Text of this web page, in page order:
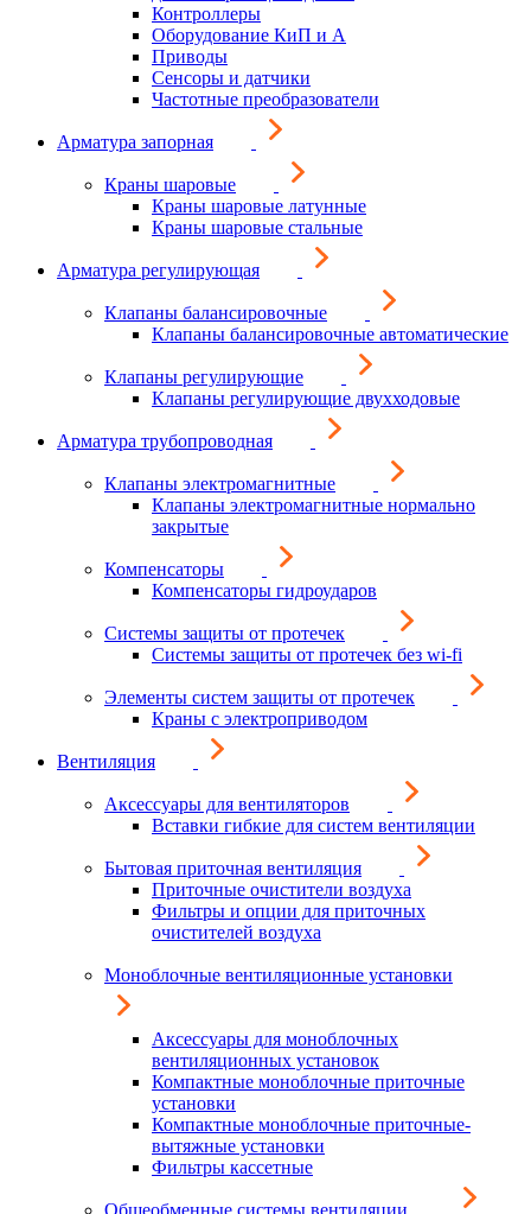
Контроллеры
Оборудование КиП и А
Приводы
Сенсоры и датчики
Частотные преобразователи
Арматура запорная
Краны шаровые
Краны шаровые латунные
Краны шаровые стальные
Арматура регулирующая
Клапаны балансировочные
Клапаны балансировочные автоматические
Клапаны регулирующие
Клапаны регулирующие двухходовые
Арматура трубопроводная
Клапаны электромагнитные
Клапаны электромагнитные нормально
закрытые
Компенсаторы
Компенсаторы гидроударов
Системы защиты от протечек
Системы защиты от протечек без wi-fi
Элементы систем защиты от протечек
Краны с электроприводом
Вентиляция
Аксессуары для вентиляторов
Вставки гибкие для систем вентиляции
Бытовая приточная вентиляция
Приточные очистители воздуха
Фильтры и опции для приточных
очистителей воздуха
Моноблочные вентиляционные установки
Аксессуары для моноблочных
вентиляционных установок
Компактные моноблочные приточные
установки
Компактные моноблочные приточные-
вытяжные установки
Фильтры кассетные
Общеобменные системы вентиляции